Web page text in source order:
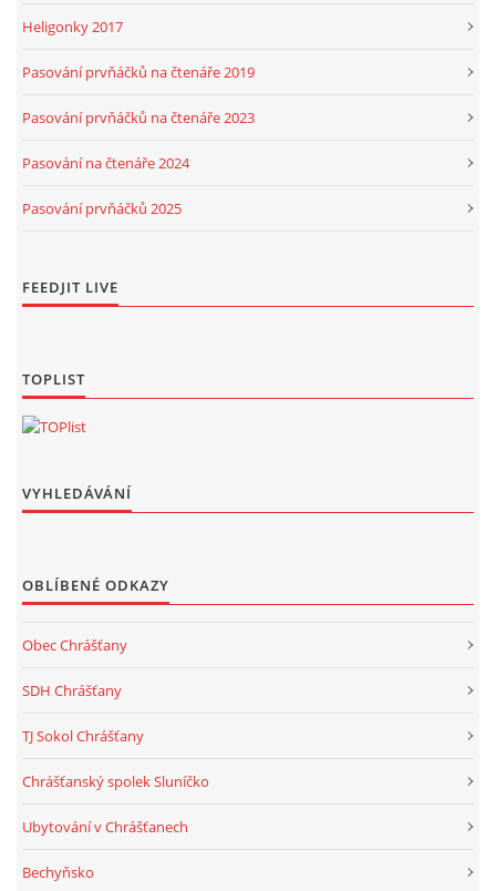
Heligonky 2017
Pasování prvňáčků na čtenáře 2019
Pasování prvňáčků na čtenáře 2023
Pasování na čtenáře 2024
Pasování prvňáčků 2025
FEEDJIT LIVE
TOPLIST
VYHLEDÁVÁNÍ
OBLÍBENÉ ODKAZY
Obec Chrášťany
SDH Chrášťany
TJ Sokol Chrášťany
Chrášťanský spolek Sluníčko
Ubytování v Chrášťanech
Bechyňsko